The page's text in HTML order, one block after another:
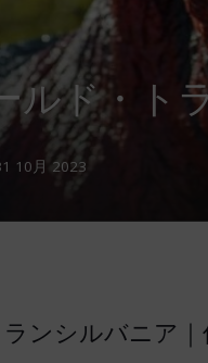
ルド・ト
10月 2023
ンシルバニア